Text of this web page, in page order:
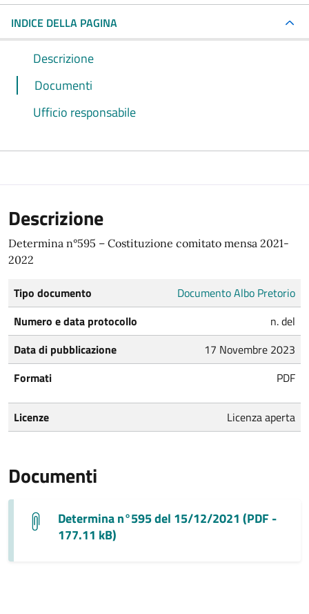
INDICE DELLA PAGINA
Descrizione
Documenti
Ufficio responsabile
Descrizione
Determina n°595 – Costituzione comitato mensa 2021-
2022
Tipo documento
Documento Albo Pretorio
Numero e data protocollo
n. del
Data di pubblicazione
17 Novembre 2023
Formati
PDF
Licenze Licenza aperta
Documenti
Determina n°595 del 15/12/2021 (PDF -
177.11 kB)